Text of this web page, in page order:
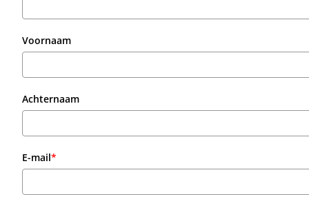
Voornaam
Achternaam
E-mail*